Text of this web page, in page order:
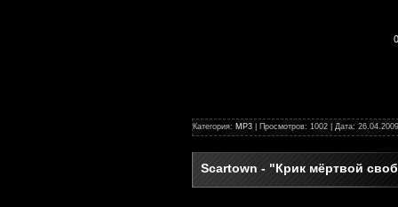
Категория: MP3 | Просмотров: 1002 | Дата: 26.04.2009
Scartown - "Крик мёртвой